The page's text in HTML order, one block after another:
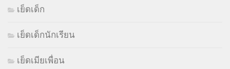
เย็ดเด็ก
เย็ดเด็กนักเรียน
เย็ดเมียเพื่อน